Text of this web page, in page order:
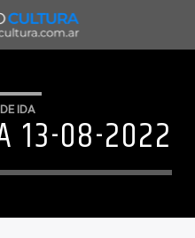
IDA
13-08-2022